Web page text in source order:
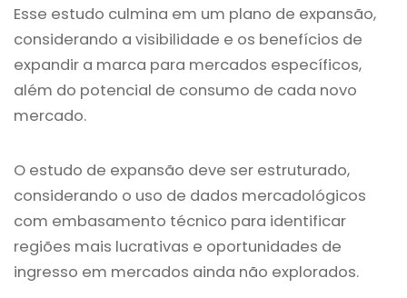
Esse estudo culmina em um plano de expansão,
considerando a visibilidade e os benefícios de
expandir a marca para mercados específicos,
além do potencial de consumo de cada novo
mercado.
O estudo de expansão deve ser estruturado,
considerando o uso de dados mercadológicos
com embasamento técnico para identificar
regiões mais lucrativas e oportunidades de
ingresso em mercados ainda não explorados.